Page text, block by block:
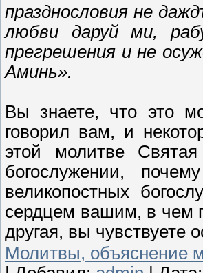
празднословия не
любви даруй ми,
прегрешения и не
Аминь».
Вы знаете, что это
говорил вам, и
этой молитве
богослужении,
великопостных
сердцем вашим, в чем
другая, вы чувствуете
Молитвы, объяснение